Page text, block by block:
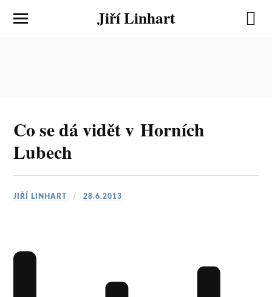
Jiří Linhart
Co se dá vidět v Horních
Lubech
JIŘÍ LINHART 28.6.2013